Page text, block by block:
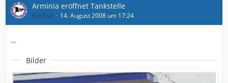
Arminia eröffnet Tankstelle
KimSue 14. August 2008 um 17:24
...
Bilder